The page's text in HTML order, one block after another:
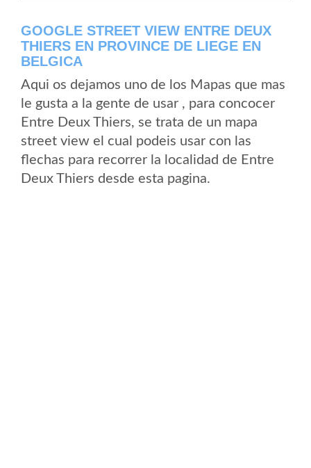
GOOGLE STREET VIEW ENTRE DEUX
THIERS EN PROVINCE DE LIEGE EN
BELGICA
Aqui os dejamos uno de los Mapas que mas
le gusta a la gente de usar , para concocer
Entre Deux Thiers, se trata de un mapa
street view el cual podeis usar con las
flechas para recorrer la localidad de Entre
Deux Thiers desde esta pagina.